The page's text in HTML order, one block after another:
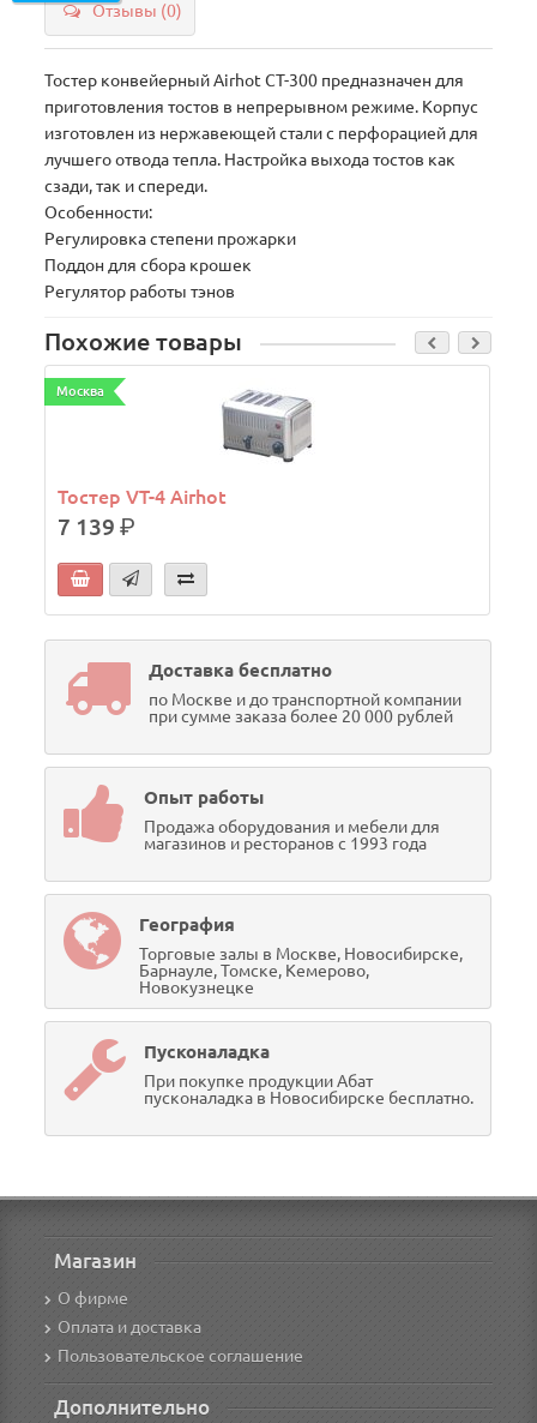
Отзывы (0)
Тостер конвейерный Airhot СТ-300 предназначен для
приготовления тостов в непрерывном режиме. Корпус
изготовлен из нержавеющей стали с перфорацией для
лучшего отвода тепла. Настройка выхода тостов как
сзади, так и спереди.
Особенности:
Регулировка степени прожарки
Поддон для сбора крошек
Регулятор работы тэнов
Похожие товары
Москва
Тостер VT-4 Airhot
7 139р.
Доставка бесплатно
по Москве и до транспортной компании
при сумме заказа более 20 000 рублей
Опыт работы
Продажа оборудования и мебели для
магазинов и ресторанов с 1993 года
География
Торговые залы в Москве, Новосибирске,
Барнауле, Томске, Кемерово,
Новокузнецке
Пусконаладка
При покупке продукции Абат
пусконаладка в Новосибирске бесплатно.
Магазин
О фирме
Оплата и доставка
Пользовательское соглашение
Дополнительно